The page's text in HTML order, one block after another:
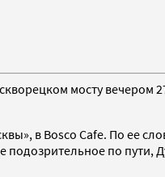
мосту вечером
в Bosco Cafe. По ее
по пути,